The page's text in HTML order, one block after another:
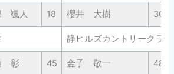
颯人 18 櫻井 大樹 30
静ヒルズカントリークラブ
彰 45 金子 敬一 48